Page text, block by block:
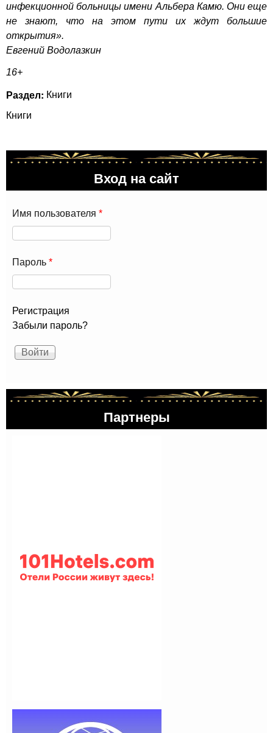
инфекционной больницы имени Альбера Камю. Они еще
не знают, что на этом пути их ждут большие
открытия».
Евгений Водолазкин
16+
Раздел: Книги
Книги
Вход на сайт
Имя пользователя *
Пароль *
Регистрация
Забыли пароль?
Партнеры